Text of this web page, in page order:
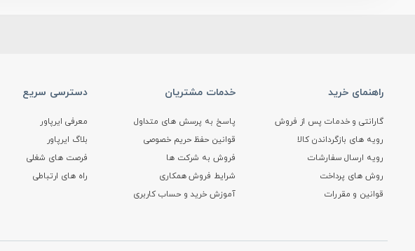
راهنمای خرید
گارانتی و خدمات پس از فروش
رویه های بازگرداندن کالا
رویه ارسال سفارشات
روش های پرداخت
قوانین و مقررات
خدمات مشتریان
پاسخ به پرسش های متداول
قوانین حفظ حریم خصوصی
فروش به شرکت ها
شرایط فروش همکاری
آموزش خرید و حساب کاربری
دسترسی سریع
معرفی ایرپاور
بلاگ ایرپاور
فرصت های شغلی
راه های ارتباطی